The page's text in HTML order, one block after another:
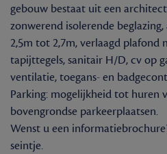
gebouw bestaat uit een
zonwerend isolerende
2,5m tot 2,7m, verlaagd
tapijttegels, sanitair H/D, cv op
ventilatie, toegans- en
Parking: mogelijkheid tot huren
bovengrondse parkeerplaatsen.
Wenst u een
seintje.